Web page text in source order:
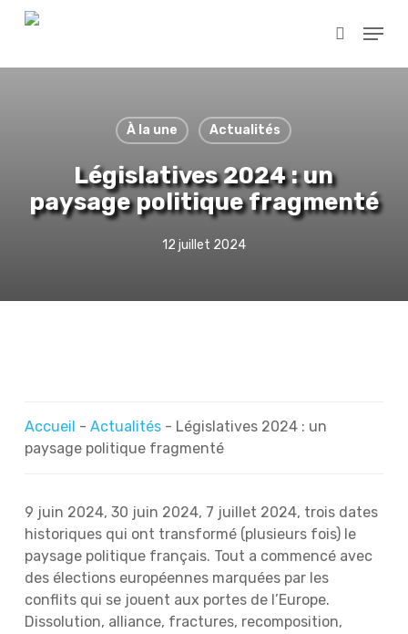
Skip
search
Menu
À la une Actualités
Législatives 2024 : un
paysage politique fragmenté
12 juillet 2024
Accueil - Actualités- Législatives 2024 : un
paysage politique fragmenté
9 juin 2024, 30 juin 2024, 7 juillet 2024, trois dates
historiques qui ont transformé (plusieurs fois) le
paysage politique français. Tout a commencé avec
des élections européennes marquées par les
conflits qui se jouent aux portes de l’Europe.
Dissolution, alliance, fractures, recomposition,